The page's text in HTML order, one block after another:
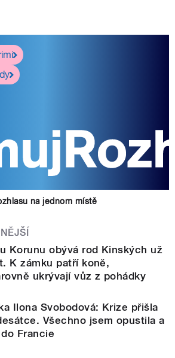
na jednom místě
Korunu obývá rod Kinských už
K zámku patří koně,
ukrývají vůz z pohádky
Ilona Svobodová: Krize přišla
Všechno jsem opustila a
Francie